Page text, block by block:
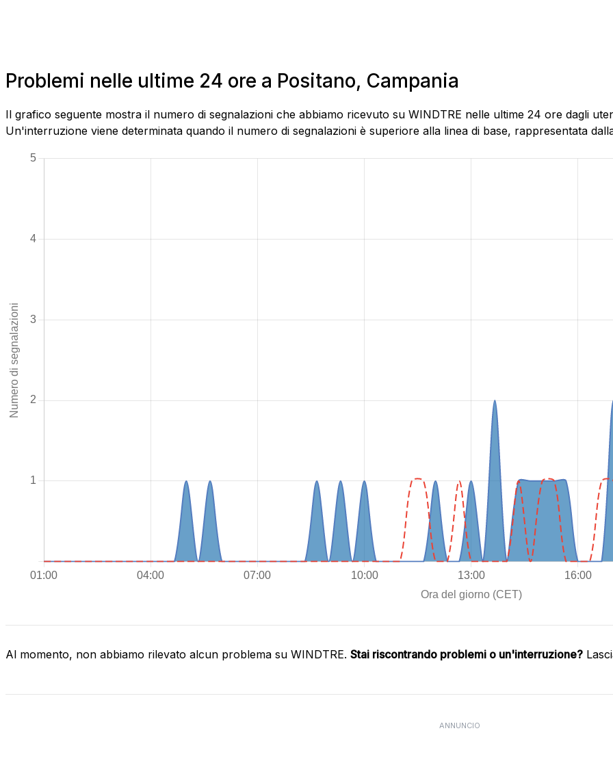
Problemi nelle ultime 24 ore a Positano, Campania
Il grafico seguente mostra il numero di segnalazioni che abbiamo ricevuto su WINDTRE nelle ultime 24 ore dagli
Un'interruzione viene determinata quando il numero di segnalazioni è superiore alla linea di base, rappresentata
Al momento, non abbiamo rilevato alcun problema su WINDTRE. Stai riscontrando problemi o un'interruzione?
ANNUNCIO